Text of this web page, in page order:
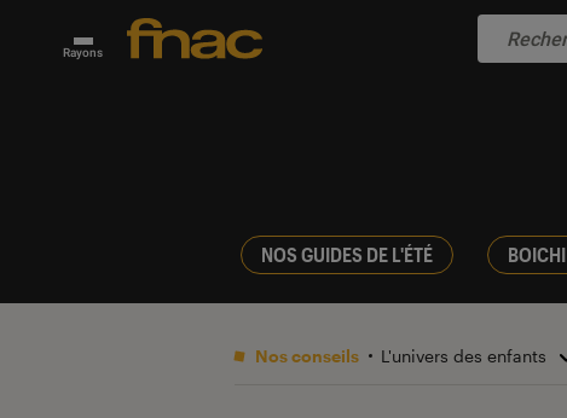
Rayons
NOS GUIDES DE L'ÉTÉ
Nos conseils L'univers des enfants